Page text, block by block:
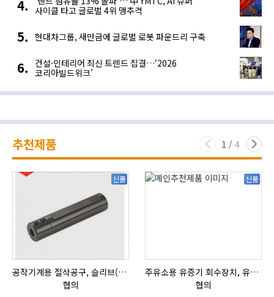
사이클 타고 글로벌 4위 맹추격
현대차그룹, 새만금에 글로벌 로봇 파운드리 구축
건설·인테리어 최신 트렌드 집결…‘2026
코리아빌드위크’
추천제품 1 / 4
신품
공작기계용 절삭공구, 슬리브(SLEEVE)
협의
신품
주유소용 유증기 회수장치, 유증기 회수장치, 방폭형, 방폭형 유증기 회수장치
협의